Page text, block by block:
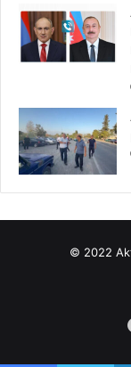
© 2022